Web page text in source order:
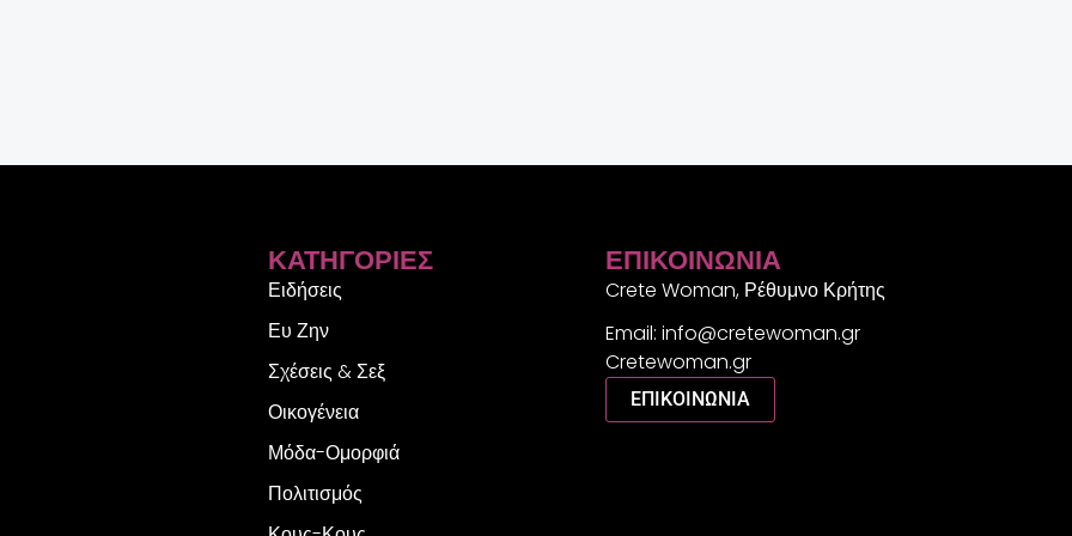
ΚΑΤΗΓΟΡΊΕΣ
Ειδήσεις
Ευ Ζην
Σχέσεις & Σεξ
Οικογένεια
Μόδα-Ομορφιά
Πολιτισμός
ΕΠΙΚΟΙΝΩΝΊΑ
Crete Woman, Ρέθυμνο Κρήτης
Email: info@cretewoman.gr
Cretewoman.gr
ΕΠΙΚΟΙΝΩΝΙΑ